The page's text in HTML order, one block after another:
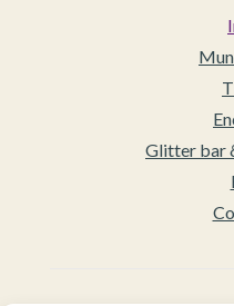
Glitter bar